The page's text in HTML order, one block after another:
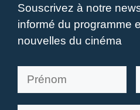
Souscrivez à notre
informé du programme
nouvelles du cinéma